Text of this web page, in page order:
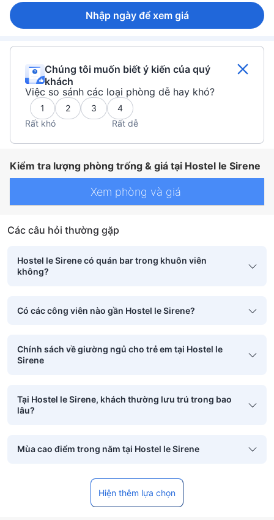
Nhập ngày để xem giá
Chúng tôi muốn biết ý kiến của quý
khách
Việc so sánh các loại phòng dễ hay khó?
1 2 3
4
Rất khó
Rất dễ
Kiểm tra lượng phòng trống & giá tại Hostel le Sirene
Xem phòng và giá
Các câu hỏi thường gặp
Hostel le Sirene có quán bar trong khuôn viên
không?
Có các công viên nào gần Hostel le Sirene?
Chính sách về giường ngủ cho trẻ em tại Hostel le
Sirene
Tại Hostel le Sirene, khách thường lưu trú trong bao
lâu?
Mùa cao điểm trong năm tại Hostel le Sirene
Hiện thêm lựa chọn